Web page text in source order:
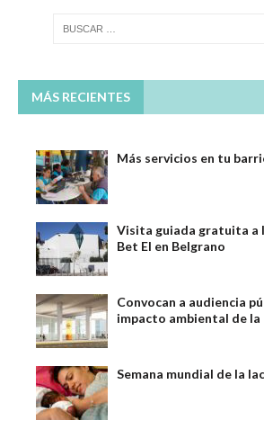
MÁS RECIENTES
Más servicios en tu
Visita guiada gratuita a
Bet El en Belgrano
Convocan a audiencia
impacto ambiental de la
Semana mundial de la